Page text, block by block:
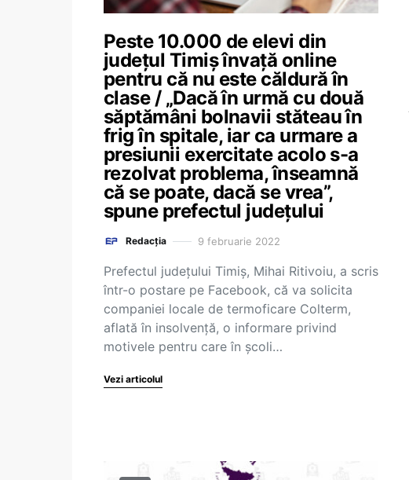
Peste 10.000 de elevi din
județul Timiș învață online
pentru că nu este căldură în
clase / „Dacă în urmă cu două
săptămâni bolnavii stăteau în
frig în spitale, iar ca urmare a
presiunii exercitate acolo s-a
rezolvat problema, înseamnă
că se poate, dacă se vrea”,
spune prefectul județului
Redacția 9 februarie 2022
Prefectul judeţului Timiş, Mihai Ritivoiu, a scris
într-o postare pe Facebook, că va solicita
companiei locale de termoficare Colterm,
aflată în insolvenţă, o informare privind
motivele pentru care în şcoli…
Vezi articolul